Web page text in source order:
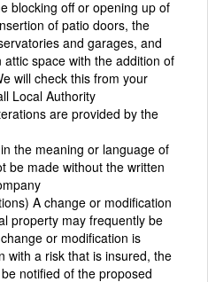
blocking off or opening up of
of patio doors, the
and garages, and
space with the addition of
will check this from your
Local Authority
are provided by the
the meaning or language of
be made without the written
A change or modification
property may frequently be
or modification is
with a risk that is insured, the
notified of the proposed